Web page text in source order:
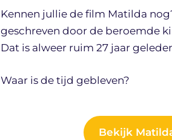
Kennen jullie de film Matilda
geschreven door de beroemde
Dat is alweer ruim 27 jaar
Waar is de tijd gebleven?
Bekijk